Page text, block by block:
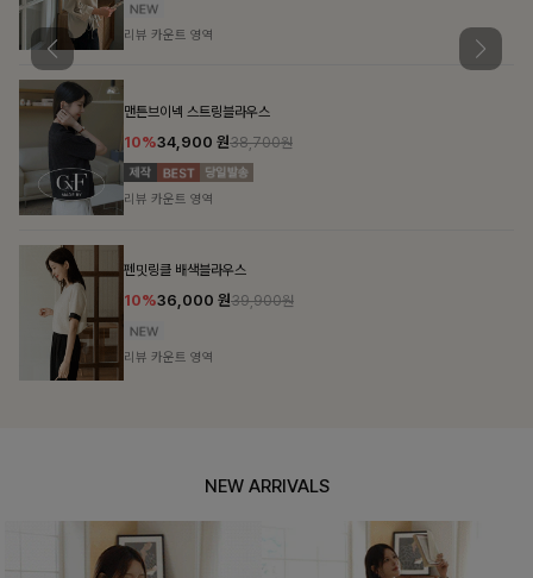
리뷰 카운트 영역
칠스트라이프 카라7부니트
10%31,900 원35,400원
리뷰 카운트 영역
24,300
NEW ARRIVALS